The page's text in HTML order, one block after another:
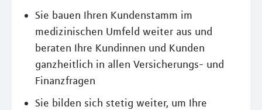
Sie bauen Ihren Kundenstamm im
medizinischen Umfeld weiter aus und
beraten Ihre Kundinnen und Kunden
ganzheitlich in allen Versicherungs- und
Finanzfragen
Sie bilden sich stetig weiter, um Ihre